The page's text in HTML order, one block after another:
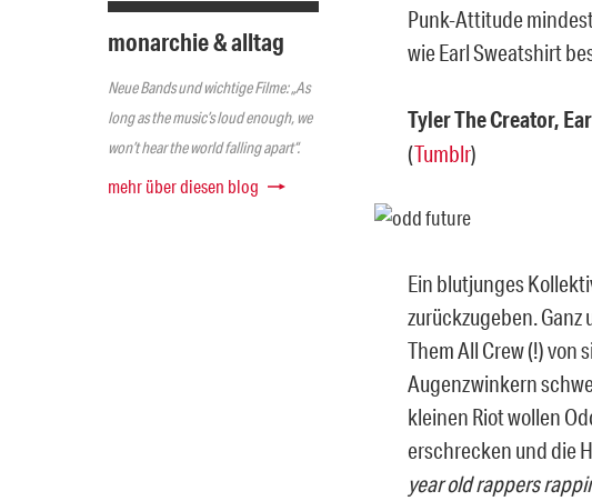
monarchie & alltag
Neue Bands und wichtige Filme: „As
long as the music’s loud enough, we
won’t hear the world falling apart“.
mehr über diesen blog
Punk-Attitude
wie Earl Sweatshirt
Tyler The Creator,
(Tumblr)
Ein blutjunges
zurückzugeben. Ganz
Them All Crew (!) von
Augenzwinkern
kleinen Riot wollen
erschrecken und die
year old rappers